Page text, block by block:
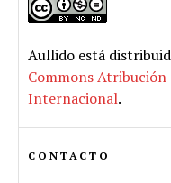
Aullido está
Commons
Internacional.
CONTACTO